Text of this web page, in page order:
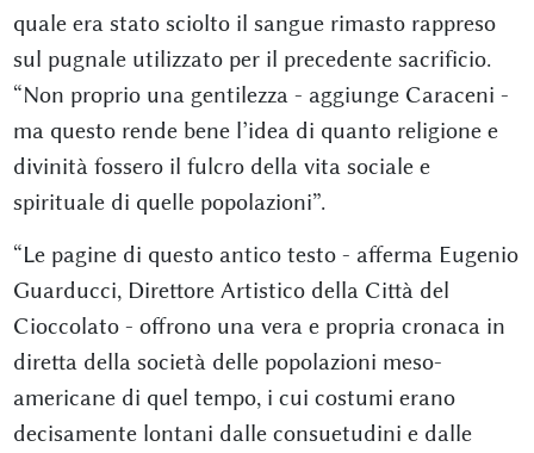
quale era stato sciolto il sangue rimasto rappreso
sul pugnale utilizzato per il precedente sacrificio.
“Non proprio una gentilezza - aggiunge Caraceni -
ma questo rende bene l’idea di quanto religione e
divinità fossero il fulcro della vita sociale e
spirituale di quelle popolazioni”.
“Le pagine di questo antico testo - afferma Eugenio
Guarducci, Direttore Artistico della Città del
Cioccolato - offrono una vera e propria cronaca in
diretta della società delle popolazioni meso-
americane di quel tempo, i cui costumi erano
decisamente lontani dalle consuetudini e dalle